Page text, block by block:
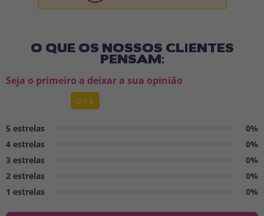
O QUE OS NOSSOS CLIENTES
PENSAM:
Seja o primeiro a deixar a sua opinião
0 / 5
5 estrelas
0%
4 estrelas
0%
3 estrelas
0%
2 estrelas
0%
1 estrelas
0%